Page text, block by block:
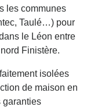
les communes
Taulé…) pour
le Léon entre
Finistère.
isolées
de maison en
garanties